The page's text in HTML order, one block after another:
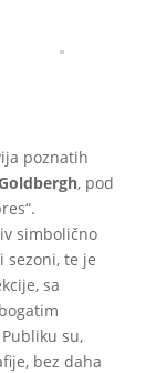
poznatih
, pod
simbolično
sezoni, te je
sa
su,
bez daha